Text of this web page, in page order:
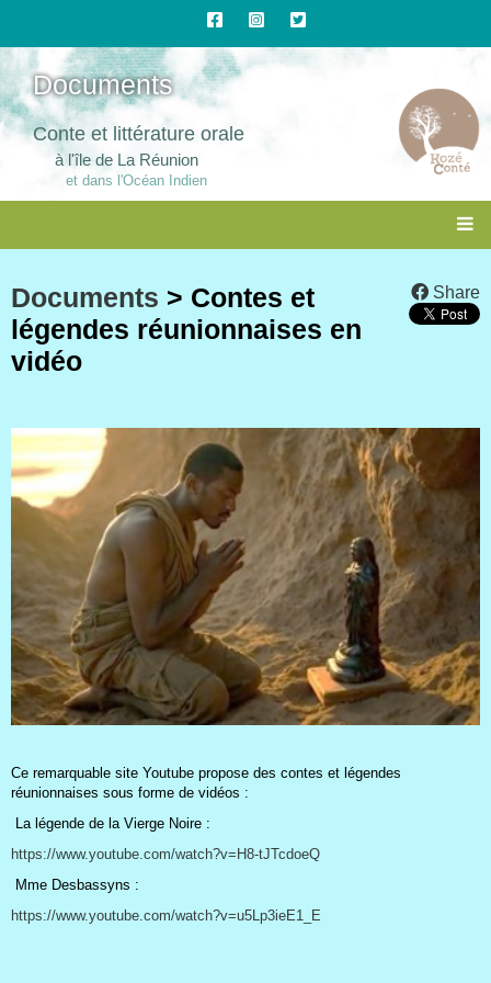
Documents
Conte et littérature orale
à l'île de La Réunion
et dans l'Océan Indien
Share
Documents > Contes et
légendes réunionnaises en
vidéo
Ce remarquable site Youtube propose des contes et légendes
réunionnaises sous forme de vidéos :
La légende de la Vierge Noire :
https://www.youtube.com/watch?v=H8-tJTcdoeQ
Mme Desbassyns :
https://www.youtube.com/watch?v=u5Lp3ieE1_E